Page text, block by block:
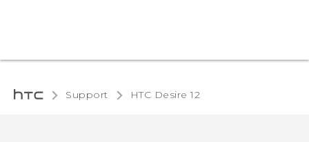
Support HTC Desire 12‎